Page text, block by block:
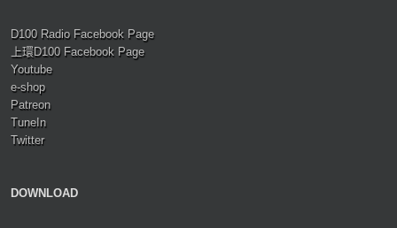
D100 Radio Facebook Page
上環D100 Facebook Page
Youtube
e-shop
Patreon
TuneIn
Twitter
DOWNLOAD